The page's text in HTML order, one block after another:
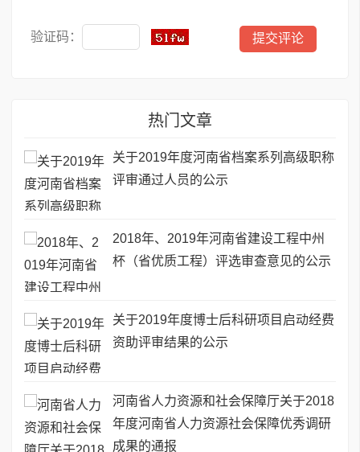
验证码：
热门文章
关于2019年度河南省档案系列高级职称
评审通过人员的公示
2018年、2019年河南省建设工程中州
杯（省优质工程）评选审查意见的公示
关于2019年度博士后科研项目启动经费
资助评审结果的公示
河南省人力资源和社会保障厅关于2018
年度河南省人力资源社会保障优秀调研
成果的通报